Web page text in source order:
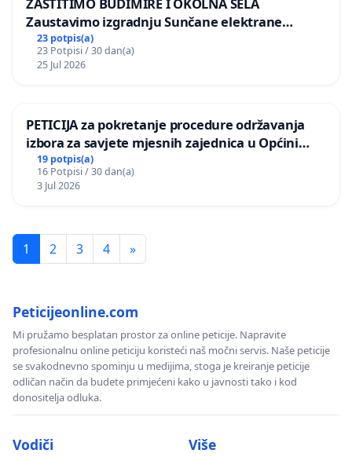
ZAŠTITIMO BUDIMIRE I OKOLNA SELA
Zaustavimo izgradnju Sunčane elektrane
Vedrine na području Ugljana
23 potpis(a)
23 Potpisi / 30 dan(a)
25 Jul 2026
PETICIJA za pokretanje procedure održavanja
izbora za savjete mjesnih zajednica u Općini
Bugojno
19 potpis(a)
16 Potpisi / 30 dan(a)
3 Jul 2026
1 2 3 4 »
Peticijeonline.com
Mi pružamo besplatan prostor za online peticije. Napravite
profesionalnu online peticiju koristeći naš močni servis. Naše peticije
se svakodnevno spominju u medijima, stoga je kreiranje peticije
odličan način da budete primjećeni kako u javnosti tako i kod
donositelja odluka.
Vodiči Više